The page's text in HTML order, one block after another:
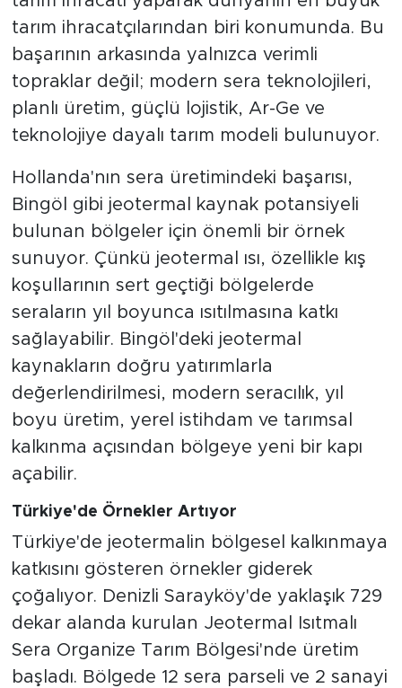
tarım ihracatçılarından biri konumunda. Bu
başarının arkasında yalnızca verimli
topraklar değil; modern sera teknolojileri,
planlı üretim, güçlü lojistik, Ar-Ge ve
teknolojiye dayalı tarım modeli bulunuyor.
Hollanda'nın sera üretimindeki başarısı,
Bingöl gibi jeotermal kaynak potansiyeli
bulunan bölgeler için önemli bir örnek
sunuyor. Çünkü jeotermal ısı, özellikle kış
koşullarının sert geçtiği bölgelerde
seraların yıl boyunca ısıtılmasına katkı
sağlayabilir. Bingöl'deki jeotermal
kaynakların doğru yatırımlarla
değerlendirilmesi, modern seracılık, yıl
boyu üretim, yerel istihdam ve tarımsal
kalkınma açısından bölgeye yeni bir kapı
açabilir.
Türkiye'de Örnekler Artıyor
Türkiye'de jeotermalin bölgesel kalkınmaya
katkısını gösteren örnekler giderek
çoğalıyor. Denizli Sarayköy'de yaklaşık 729
dekar alanda kurulan Jeotermal Isıtmalı
Sera Organize Tarım Bölgesi'nde üretim
başladı. Bölgede 12 sera parseli ve 2 sanayi